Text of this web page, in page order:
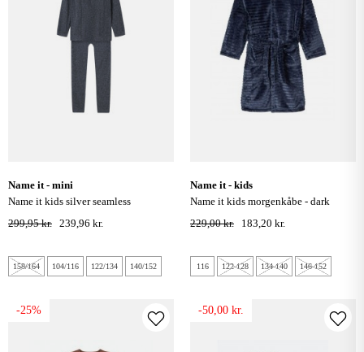
name it - mini
name it kids silver seamless
baselayer sæt - grey melange
299,95 kr. 239,96 kr.
158/164 104/116 122/134 140/152
name it - kids
name it kids morgenkåbe - dark
sapphire
229,00 kr. 183,20 kr.
116 122-128 134-140 146-152
-25% -50,00 kr.